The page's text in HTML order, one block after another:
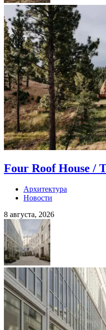
Four Roof House /
Архитектура
Новости
8 августа, 2026